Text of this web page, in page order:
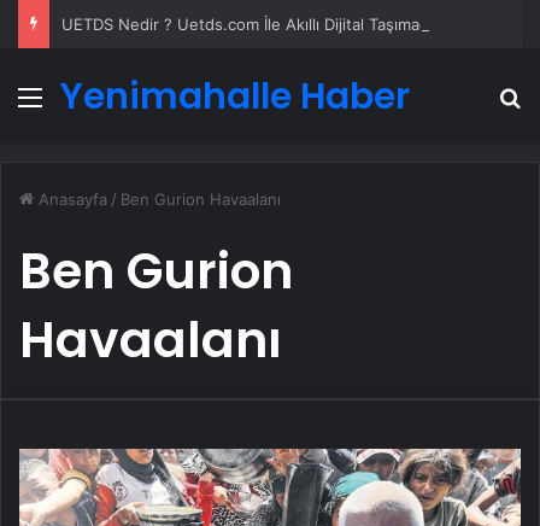
Menü
Yenimahalle Haber
Anasayfa / Ben Gurion Havaalanı
Ben Gurion
Havaalanı